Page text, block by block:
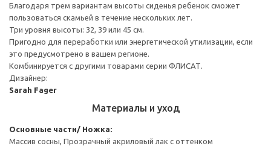
Благодаря трем вариантам высоты сиденья ребенок сможет
пользоваться скамьей в течение нескольких лет.
Три уровня высоты: 32, 39 или 45 см.
Пригодно для переработки или энергетической утилизации, если
это предусмотрено в вашем регионе.
Комбинируется с другими товарами серии ФЛИСАТ.
Дизайнер:
Sarah Fager
Материалы и уход
Основные части/ Ножка:
Массив сосны, Прозрачный акриловый лак с оттенком